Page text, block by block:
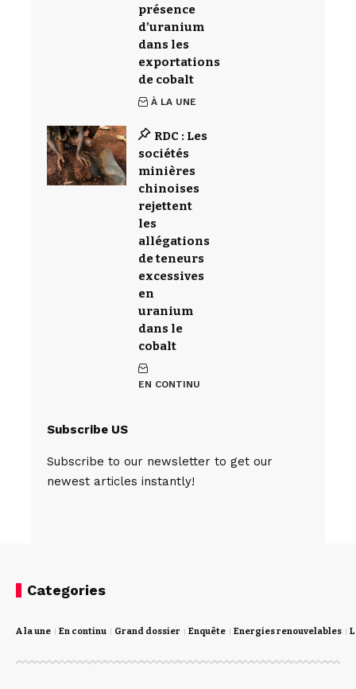
présence
d’uranium
dans les
exportations
de cobalt
À LA UNE
RDC : Les
sociétés
minières
chinoises
rejettent
les
allégations
de teneurs
excessives
en
uranium
dans le
cobalt
EN CONTINU
Subscribe US
Subscribe to our newsletter to get our
newest articles instantly!
Categories
A la une En continu Grand dossier Enquête Energies renouvelables